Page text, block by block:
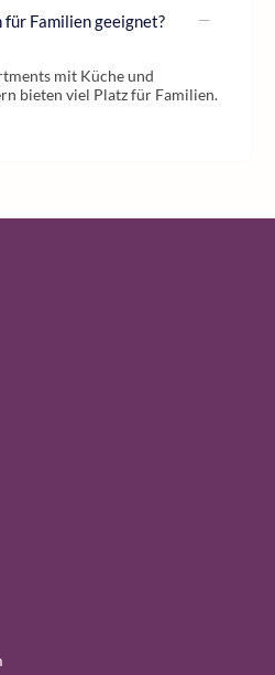
Familien geeignet?
mit Küche und
bieten viel Platz für Familien.